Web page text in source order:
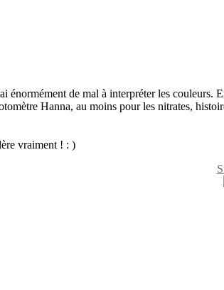
énormément de mal à interpréter les
Hanna, au moins pour les nitrates,
vraiment ! : )